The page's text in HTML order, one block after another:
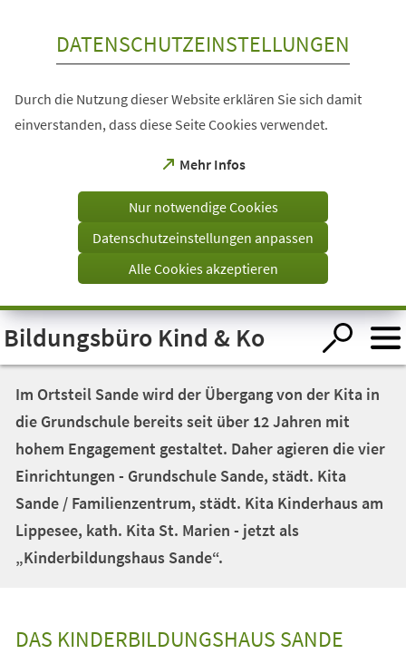
Visuelle
Assistenzsoftware
öffnen.
DATENSCHUTZEINSTELLUNGEN
Durch die Nutzung dieser Website erklären Sie sich damit
einverstanden, dass diese Seite Cookies verwendet.
Mehr Infos
(Öffnet
einem
Tab)
Nur notwendige Cookies
Datenschutzeinstellungen anpassen
Alle Cookies akzeptieren
Bildungsbüro Kind & Ko
Im Ortsteil Sande wird der Übergang von der Kita in
die Grundschule bereits seit über 12 Jahren mit
hohem Engagement gestaltet. Daher agieren die vier
Einrichtungen - Grundschule Sande, städt. Kita
Sande / Familienzentrum, städt. Kita Kinderhaus am
Lippesee, kath. Kita St. Marien - jetzt als
„Kinderbildungshaus Sande“.
DAS KINDERBILDUNGSHAUS SANDE